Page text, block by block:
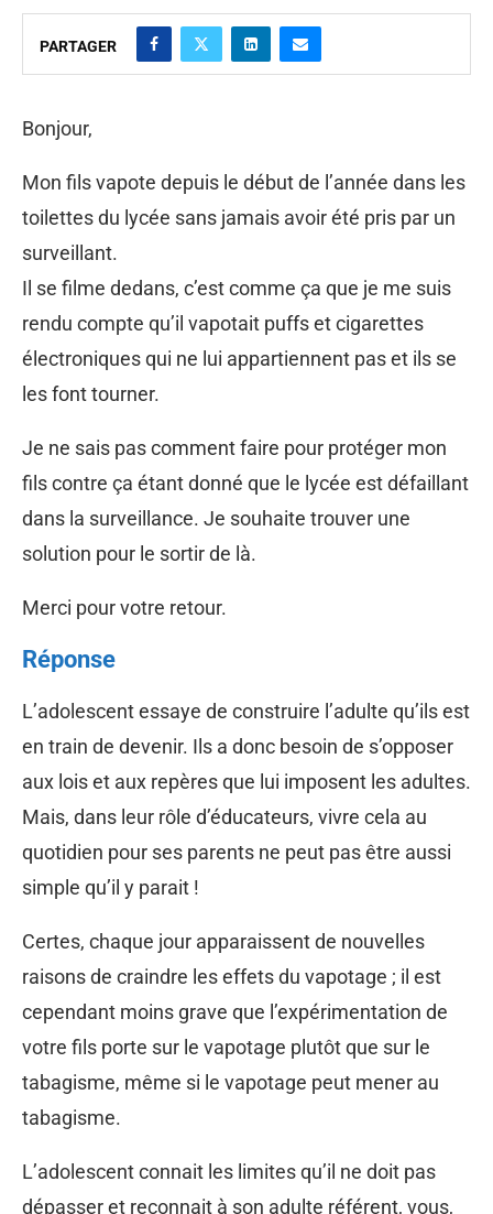
PARTAGER
Bonjour,
Mon fils vapote depuis le début de l’année dans les
toilettes du lycée sans jamais avoir été pris par un
surveillant.
Il se filme dedans, c’est comme ça que je me suis
rendu compte qu’il vapotait puffs et cigarettes
électroniques qui ne lui appartiennent pas et ils se
les font tourner.
Je ne sais pas comment faire pour protéger mon
fils contre ça étant donné que le lycée est défaillant
dans la surveillance. Je souhaite trouver une
solution pour le sortir de là.
Merci pour votre retour.
Réponse
L’adolescent essaye de construire l’adulte qu’ils est
en train de devenir. Ils a donc besoin de s’opposer
aux lois et aux repères que lui imposent les adultes.
Mais, dans leur rôle d’éducateurs, vivre cela au
quotidien pour ses parents ne peut pas être aussi
simple qu’il y parait !
Certes, chaque jour apparaissent de nouvelles
raisons de craindre les effets du vapotage ; il est
cependant moins grave que l’expérimentation de
votre fils porte sur le vapotage plutôt que sur le
tabagisme, même si le vapotage peut mener au
tabagisme.
L’adolescent connait les limites qu’il ne doit pas
dépasser et reconnait à son adulte référent, vous,